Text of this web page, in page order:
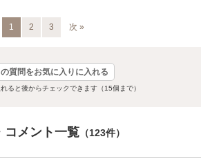
1 2 3 次 »
質問をお気に入りに入れる
ると後からチェックできます（15個まで）
コメント一覧 （123件）